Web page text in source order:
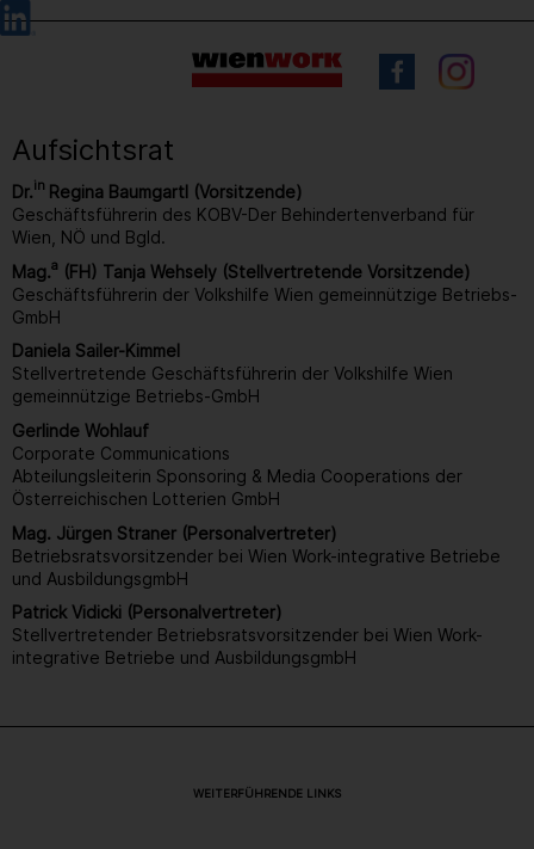
Barrierefreie
Bedienung
Sprachauswahl
Aufsichtsrat
Dr.in Regina Baumgartl (Vorsitzende)
Geschäftsführerin des KOBV-Der Behindertenverband für
Wien, NÖ und Bgld.
Mag.a (FH) Tanja Wehsely (Stellvertretende Vorsitzende)
Geschäftsführerin der Volkshilfe Wien gemeinnützige Betriebs-
GmbH
Daniela Sailer-Kimmel
Stellvertretende Geschäftsführerin der Volkshilfe Wien
gemeinnützige Betriebs-GmbH
Gerlinde Wohlauf
Corporate Communications
Abteilungsleiterin Sponsoring & Media Cooperations der
Österreichischen Lotterien GmbH
Mag. Jürgen Straner (Personalvertreter)
Betriebsratsvorsitzender bei Wien Work-integrative Betriebe
und AusbildungsgmbH
Patrick Vidicki (Personalvertreter)
Stellvertretender Betriebsratsvorsitzender bei Wien Work-
integrative Betriebe und AusbildungsgmbH
WEITERFÜHRENDE LINKS